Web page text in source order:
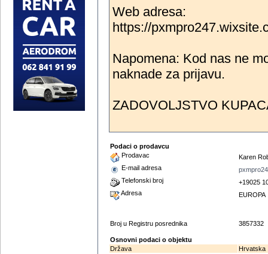
Web adresa:
https://
‎Napomena: Kod nas ne
naknade za prijavu.
‎ZADOVOLJSTVO
Podaci o prodavcu
Prodavac
Karen
E-mail adresa
Telefonski broj
+19025
Adresa
EUROPA
Broj u Registru posrednika 3857332
Osnovni podaci o objektu
Država
Hrvatska